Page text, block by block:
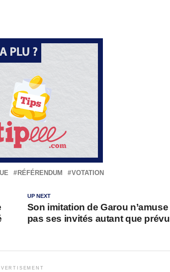
RÉFÉRENDUM VOTATION
UP NEXT
Son imitation de Garou n’amuse
pas ses invités autant que prévu